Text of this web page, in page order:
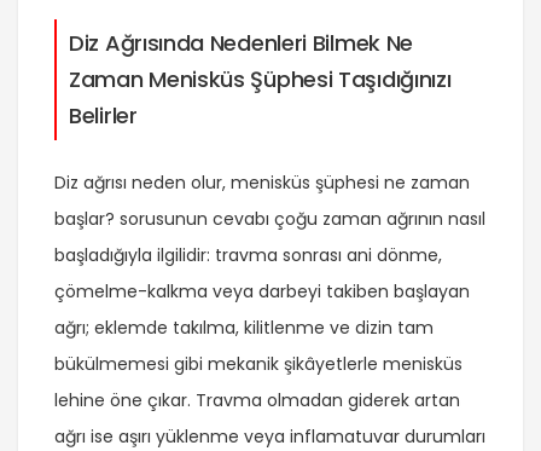
Diz Ağrısında Nedenleri Bilmek Ne
Zaman Menisküs Şüphesi Taşıdığınızı
Belirler
Diz ağrısı neden olur, menisküs şüphesi ne zaman
başlar? sorusunun cevabı çoğu zaman ağrının nasıl
başladığıyla ilgilidir: travma sonrası ani dönme,
çömelme-kalkma veya darbeyi takiben başlayan
ağrı; eklemde takılma, kilitlenme ve dizin tam
bükülmemesi gibi mekanik şikâyetlerle menisküs
lehine öne çıkar. Travma olmadan giderek artan
ağrı ise aşırı yüklenme veya inflamatuvar durumları